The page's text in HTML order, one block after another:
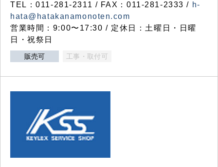
TEL：011-281-2311 / FAX：011-281-2333 / h-
hata@hatakanamonoten.com
営業時間：9:00〜17:30 / 定休日：土曜日・日曜
日・祝祭日
販売可 工事・取付可